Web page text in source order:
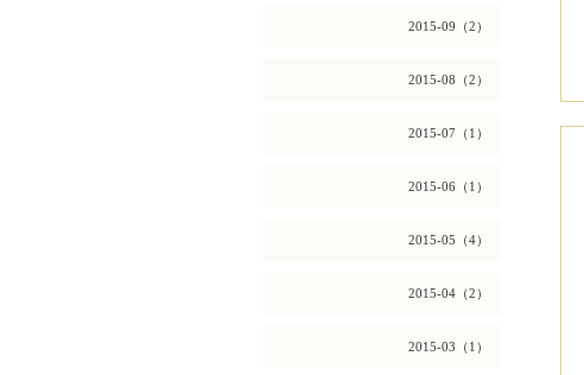
2015-09（2）
2015-08（2）
2015-07（1）
2015-06（1）
2015-05（4）
2015-04（2）
2015-03（1）